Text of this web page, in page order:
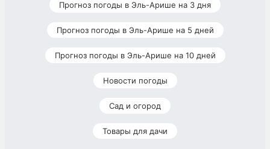
Прогноз погоды в Эль-Арише на 3 дня
Прогноз погоды в Эль-Арише на 5 дней
Прогноз погоды в Эль-Арише на 10 дней
Новости погоды
Сад и огород
Товары для дачи